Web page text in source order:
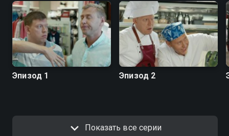
Эпизод 1 Эпизод 2
Показать все серии